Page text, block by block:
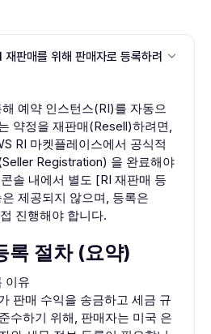
판매를 위해 판매자로 등록하려
예약 인스턴스(RI)를 자동으
약정을 재판매(Resell)하려면,
RI 마켓플레이스에서 공식적
Registration) 을 완료해야
솔 내에서 별도 [RI 재판매 등
제공되지 않으며, 등록은
진행해야 합니다.
록 절차 (요약)
이유
판매 수익을 송금하고 세금 규
수하기 위해, 판매자는 미국 은